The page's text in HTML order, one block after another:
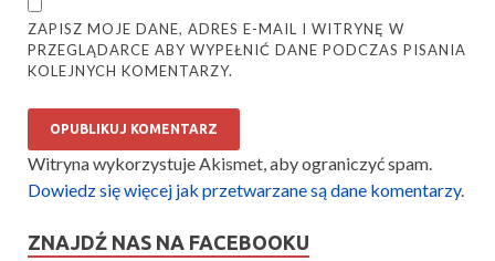
ZAPISZ MOJE DANE, ADRES E-MAIL I WITRYNĘ W
PRZEGLĄDARCE ABY WYPEŁNIĆ DANE PODCZAS PISANIA
KOLEJNYCH KOMENTARZY.
Witryna wykorzystuje Akismet, aby ograniczyć spam.
Dowiedz się więcej jak przetwarzane są dane komentarzy.
ZNAJDŹ NAS NA FACEBOOKU